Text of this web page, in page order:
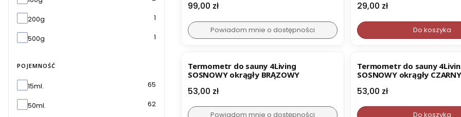
200g 1
500g 1
POJEMNOŚĆ
Pojemność
15ml. 65
50ml. 62
Cena
99,00 zł
Powiadom mnie o dostępności
Cena
29,00 zł
Do koszyka
Termometr do sauny 4Living
SOSNOWY okrągły BRĄZOWY
Cena
53,00 zł
Powiadom mnie o dostępności
Termometr do sauny
SOSNOWY okrągły CZARNY
Cena
53,00 zł
Do koszyka